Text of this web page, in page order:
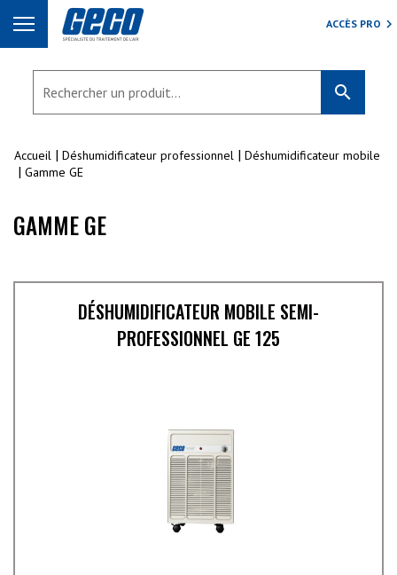
ACCÈS PRO
search
Accueil Déshumidificateur professionnel
Déshumidificateur mobile
Gamme GE
GAMME GE
DÉSHUMIDIFICATEUR MOBILE SEMI-
PROFESSIONNEL GE 125